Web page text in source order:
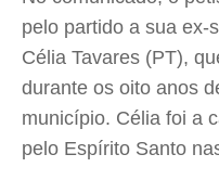
pelo partido a sua ex-
Célia Tavares (PT),
durante os oito anos
município. Célia foi a
pelo Espírito Santo